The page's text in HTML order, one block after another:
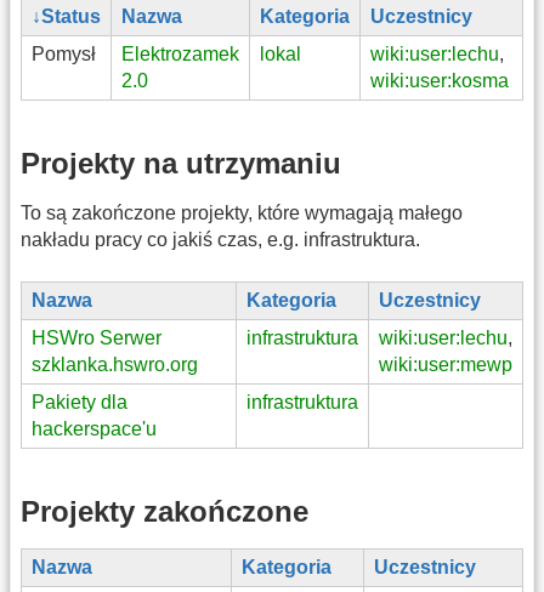
Status Nazwa Kategoria
Uczestnicy
Pomysł
Elektrozamek
2.0
lokal wiki:user:lechu,
wiki:user:kosma
Projekty na utrzymaniu
To są zakończone projekty, które wymagają małego
nakładu pracy co jakiś czas, e.g. infrastruktura.
Nazwa Kategoria
Uczestnicy
HSWro Serwer
szklanka.hswro.org
infrastruktura wiki:user:lechu,
wiki:user:mewp
Pakiety dla
hackerspace'u
infrastruktura
Projekty zakończone
Nazwa Kategoria
Uczestnicy